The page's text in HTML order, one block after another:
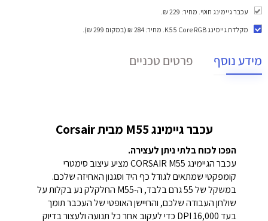
עכבר גיימינג חוטי. מחיר: 229 ₪.
מקלדת גיימינג K55 Core RGB
. מחיר: 284 ₪ (במקום 299 ₪).
מידע נוסף פרטים טכניים
עכבר גיימינג M55 מבית Corsair
הפכו לכוח בלתי ניתן לעצירה.
עכבר הגיימינג CORSAIR M55 מציע עיצוב סימטרי
קומפקטי שמתאים לגודל כף היד וסגנון האחיזה שלכם.
במשקל של 55 גרם בלבד, ה-M55 החלקלק נע בקלות על
שולחן העבודה שלכם, והחיישן האופטי של העכבר תומך
בעד 16,000 DPI כדי לעקוב אחר כל תנועה ולעצור בדיוק